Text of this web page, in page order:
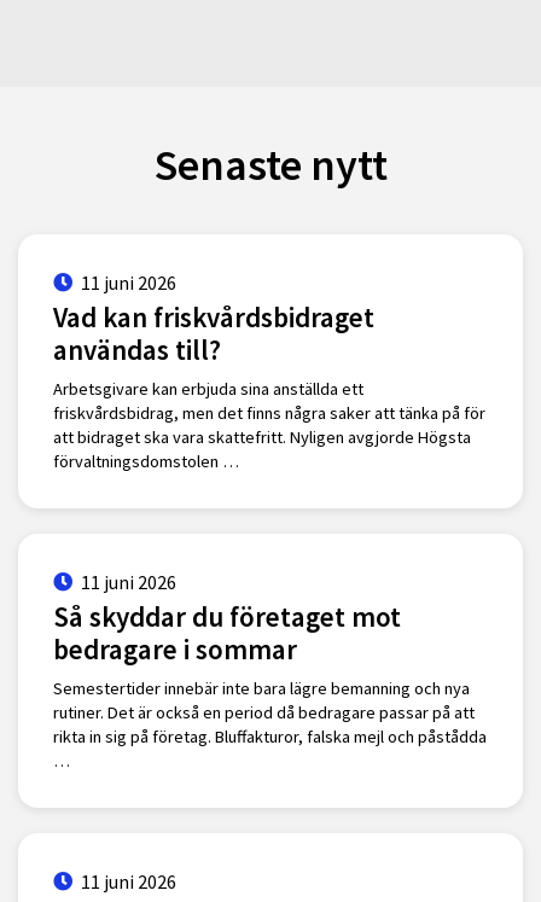
Senaste nytt
11 juni 2026
Vad kan friskvårdsbidraget
användas till?
Arbetsgivare kan erbjuda sina anställda ett
friskvårdsbidrag, men det finns några saker att tänka på för
att bidraget ska vara skattefritt. Nyligen avgjorde Högsta
förvaltningsdomstolen …
11 juni 2026
Så skyddar du företaget mot
bedragare i sommar
Semestertider innebär inte bara lägre bemanning och nya
rutiner. Det är också en period då bedragare passar på att
rikta in sig på företag. Bluffakturor, falska mejl och påstådda
…
11 juni 2026